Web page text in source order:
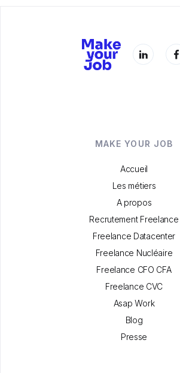
MAKE YOUR JOB
Accueil
Les métiers
A propos
Recrutement Freelance
Freelance Datacenter
Freelance Nucléaire
Freelance CFO CFA
Freelance CVC
Asap Work
Blog
Presse